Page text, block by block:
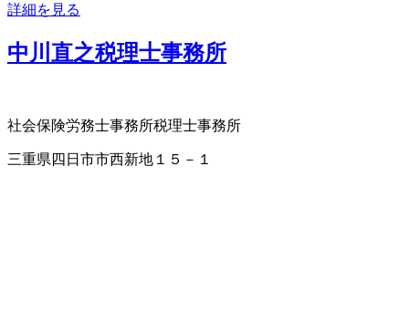
詳細を見る
中川直之税理士事務所
社会保険労務士事務所税理士事務所
三重県四日市市西新地１５－１